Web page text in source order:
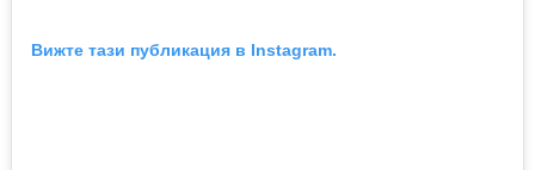
Вижте тази публикация в Instagram.